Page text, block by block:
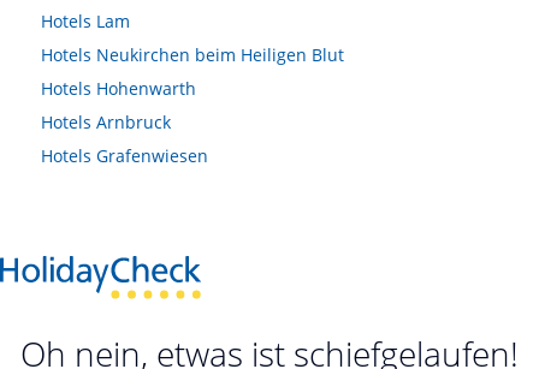
Hotels Lam
Hotels Neukirchen beim Heiligen Blut
Hotels Hohenwarth
Hotels Arnbruck
Hotels Grafenwiesen
Oh nein, etwas ist schiefgelaufen!